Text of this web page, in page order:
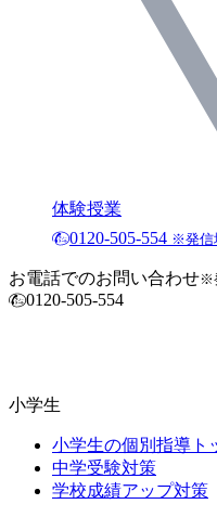
体験授業
0120-505-554 ※発信
お電話でのお問い合わせ※
0120-505-554
小学生
小学生の個別指導ト
中学受験対策
学校成績アップ対策